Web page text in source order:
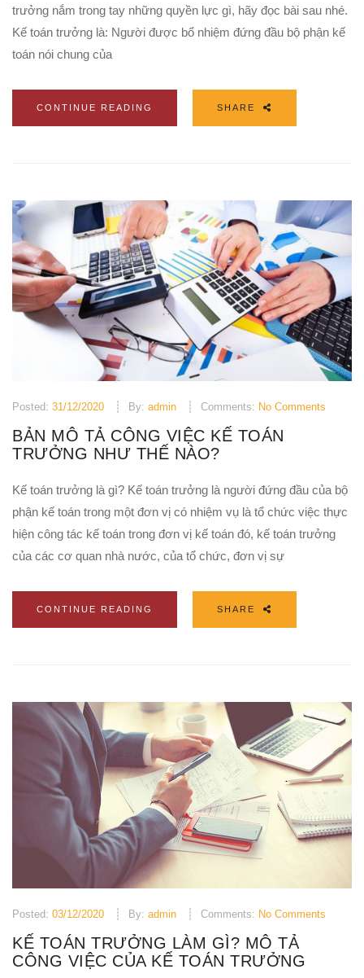
trưởng nắm trong tay những quyền lực gì, hãy đọc bài sau nhé.
Kế toán trưởng là: Người được bổ nhiệm đứng đầu bộ phận kế
toán nói chung của
CONTINUE READING SHARE
Posted: 31/12/2020 By: admin Comments: No Comments
BẢN MÔ TẢ CÔNG VIỆC KẾ TOÁN
TRƯỞNG NHƯ THẾ NÀO?
Kế toán trưởng là gì? Kế toán trưởng là người đứng đầu của bộ
phận kế toán trong một đơn vị có nhiệm vụ là tổ chức việc thực
hiện công tác kế toán trong đơn vị kế toán đó, kế toán trưởng
của các cơ quan nhà nước, của tổ chức, đơn vị sự
CONTINUE READING SHARE
Posted: 03/12/2020 By: admin Comments: No Comments
KẾ TOÁN TRƯỞNG LÀM GÌ? MÔ TẢ
CÔNG VIỆC CỦA KẾ TOÁN TRƯỞNG